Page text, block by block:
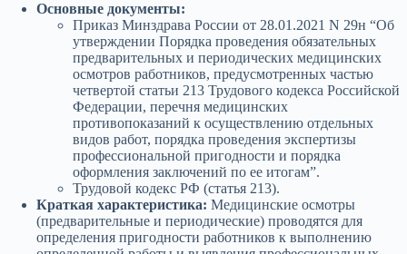
Основные документы:
Приказ Минздрава России от 28.01.2021 N 29н “Об
утверждении Порядка проведения обязательных
предварительных и периодических медицинских
осмотров работников, предусмотренных частью
четвертой статьи 213 Трудового кодекса Российской
Федерации, перечня медицинских
противопоказаний к осуществлению отдельных
видов работ, порядка проведения экспертизы
профессиональной пригодности и порядка
оформления заключений по ее итогам”.
Трудовой кодекс РФ (статья 213).
Краткая характеристика: Медицинские осмотры
(предварительные и периодические) проводятся для
определения пригодности работников к выполнению